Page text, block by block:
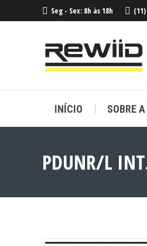
Seg - Sex: 8h às 18h
INÍCIO SOBRE
PDUNR/L
INÍCIO SOBRE